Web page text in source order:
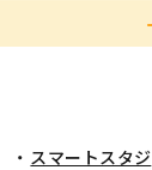
スマートスタジ